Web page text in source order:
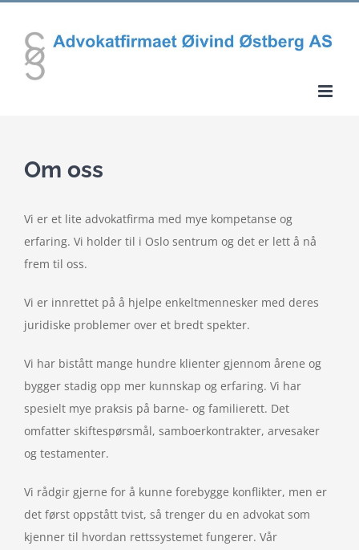
content
Om oss
Vi er et lite advokatfirma med mye kompetanse og
erfaring. Vi holder til i Oslo sentrum og det er lett å nå
frem til oss.
Vi er innrettet på å hjelpe enkeltmennesker med deres
juridiske problemer over et bredt spekter.
Vi har bistått mange hundre klienter gjennom årene og
bygger stadig opp mer kunnskap og erfaring. Vi har
spesielt mye praksis på barne- og familierett. Det
omfatter skiftespørsmål, samboerkontrakter, arvesaker
og testamenter.
Vi rådgir gjerne for å kunne forebygge konflikter, men er
det først oppstått tvist, så trenger du en advokat som
kjenner til hvordan rettssystemet fungerer. Vår